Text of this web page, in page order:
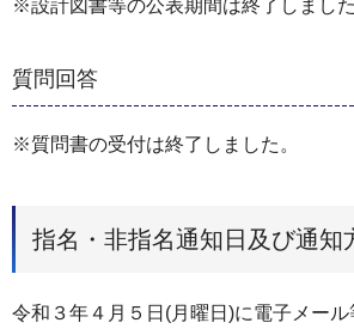
※設計図書等の公表期間は終了しました
質問回答
※質問書の受付は終了しました。
指名・非指名通知日及び通知
令和３年４月５日(月曜日)に電子メール